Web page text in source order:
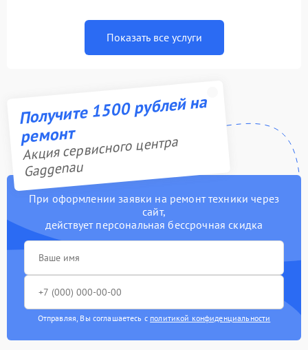
Показать все услуги
Получите 1500 рублей на
ремонт
Акция сервисного центра
Gaggenau
При оформлении заявки на ремонт техники через
сайт,
действует персональная бессрочная скидка
Отправляя, Вы соглашаетесь с политикой конфиденциальности